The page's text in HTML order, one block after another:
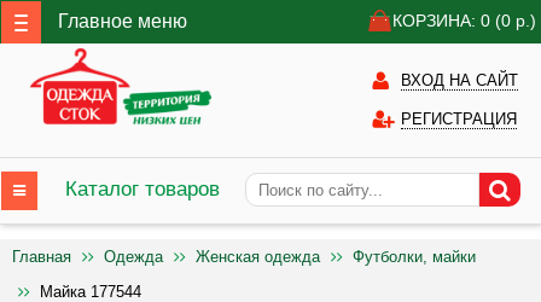
Главное меню КОРЗИНА: 0 (0 р.)
ВХОД НА САЙТ
РЕГИСТРАЦИЯ
Каталог товаров
Главная Одежда Женская одежда
Футболки, майки
Майка 177544